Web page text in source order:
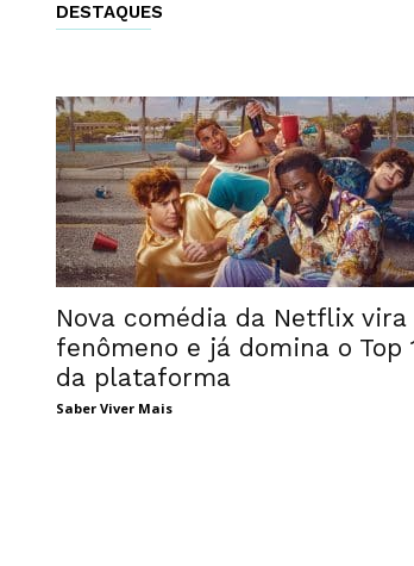
DESTAQUES
Nova comédia da Netflix vira
fenômeno e já domina o Top
da plataforma
Saber Viver Mais